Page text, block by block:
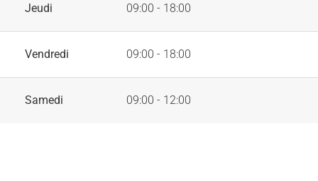
Jeudi 09:00 - 18:00
Vendredi 09:00 - 18:00
Samedi 09:00 - 12:00